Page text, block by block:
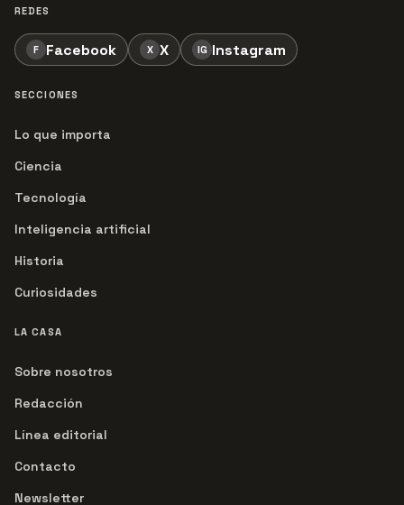
REDES
F Facebook X X IG Instagram
SECCIONES
Lo que importa
Ciencia
Tecnología
Inteligencia artificial
Historia
Curiosidades
LA CASA
Sobre nosotros
Redacción
Línea editorial
Contacto
Newsletter